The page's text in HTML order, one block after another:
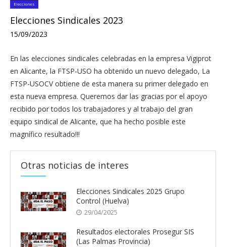
Elecciones
Elecciones Sindicales 2023
15/09/2023
En las elecciones sindicales celebradas en la empresa Vigiprot
en Alicante, la FTSP-USO ha obtenido un nuevo delegado, La
FTSP-USOCV obtiene de esta manera su primer delegado en
esta nueva empresa. Queremos dar las gracias por el apoyo
recibido por todos los trabajadores y al trabajo del gran
equipo sindical de Alicante, que ha hecho posible este
magnífico resultado!!!
Otras noticias de interes
Elecciones Sindicales 2025 Grupo
Control (Huelva)
29/04/2025
Resultados electorales Prosegur SIS
(Las Palmas Provincia)